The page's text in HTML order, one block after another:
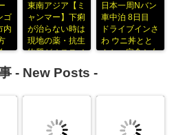
ゴ
内
東南アジア【ミ
ャンマー】下痢
が治らない時は
現地の薬・抗生
物質がオススメ
日本一周Nバン
車中泊 8日目
ドライブインさ
わ ウニ丼とと
んかつ定食と女
- New Posts -